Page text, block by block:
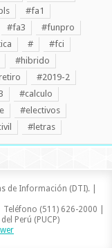
#fa1
#fa3
#funpro
#
#fci
#hibrido
#2019-2
#calculo
#electivos
#letras
de Información (DTI). |
(511) 626-2000 |
Perú (PUCP)